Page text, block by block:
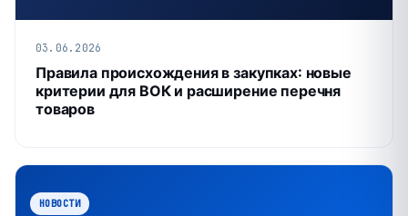
03.06.2026
Правила происхождения в закупках: новые
критерии для ВОК и расширение перечня
товаров
НОВОСТИ